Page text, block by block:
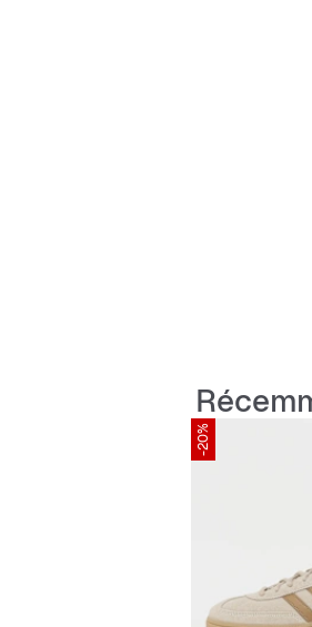
-20%